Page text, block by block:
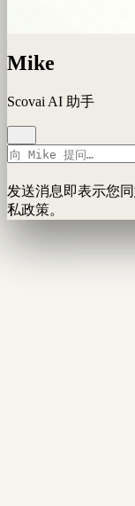
Mike
Scovai AI 助手
发送消息即表示您
私政策。